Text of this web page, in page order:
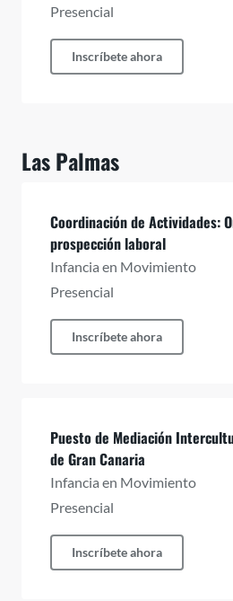
Presencial
Inscríbete ahora
Las Palmas
Coordinación de Actividades:
prospección laboral
Infancia en Movimiento
Presencial
Inscríbete ahora
Puesto de Mediación
de Gran Canaria
Infancia en Movimiento
Presencial
Inscríbete ahora